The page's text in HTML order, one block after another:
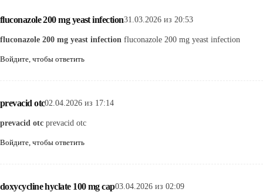
fluconazole 200 mg yeast infection31.03.2026 из 20:53
fluconazole 200 mg yeast infection fluconazole 200 mg yeast infection
Войдите, чтобы ответить
prevacid otc02.04.2026 из 17:14
prevacid otc prevacid otc
Войдите, чтобы ответить
doxycycline hyclate 100 mg cap03.04.2026 из 02:09